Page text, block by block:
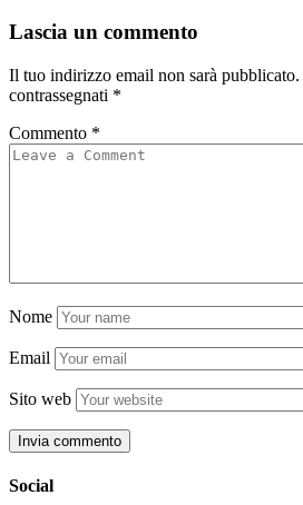
Lascia un commento
Il tuo indirizzo email non sarà pubblicato.
contrassegnati *
Commento *
Nome
Email
Sito web
Social